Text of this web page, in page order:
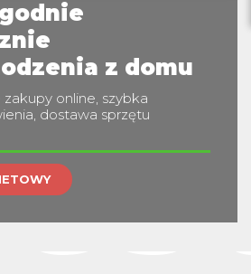
z domu
online, szybka
dostawa sprzętu